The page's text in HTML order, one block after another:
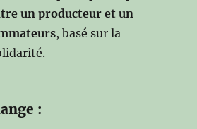
un producteur et un
, basé sur la
: